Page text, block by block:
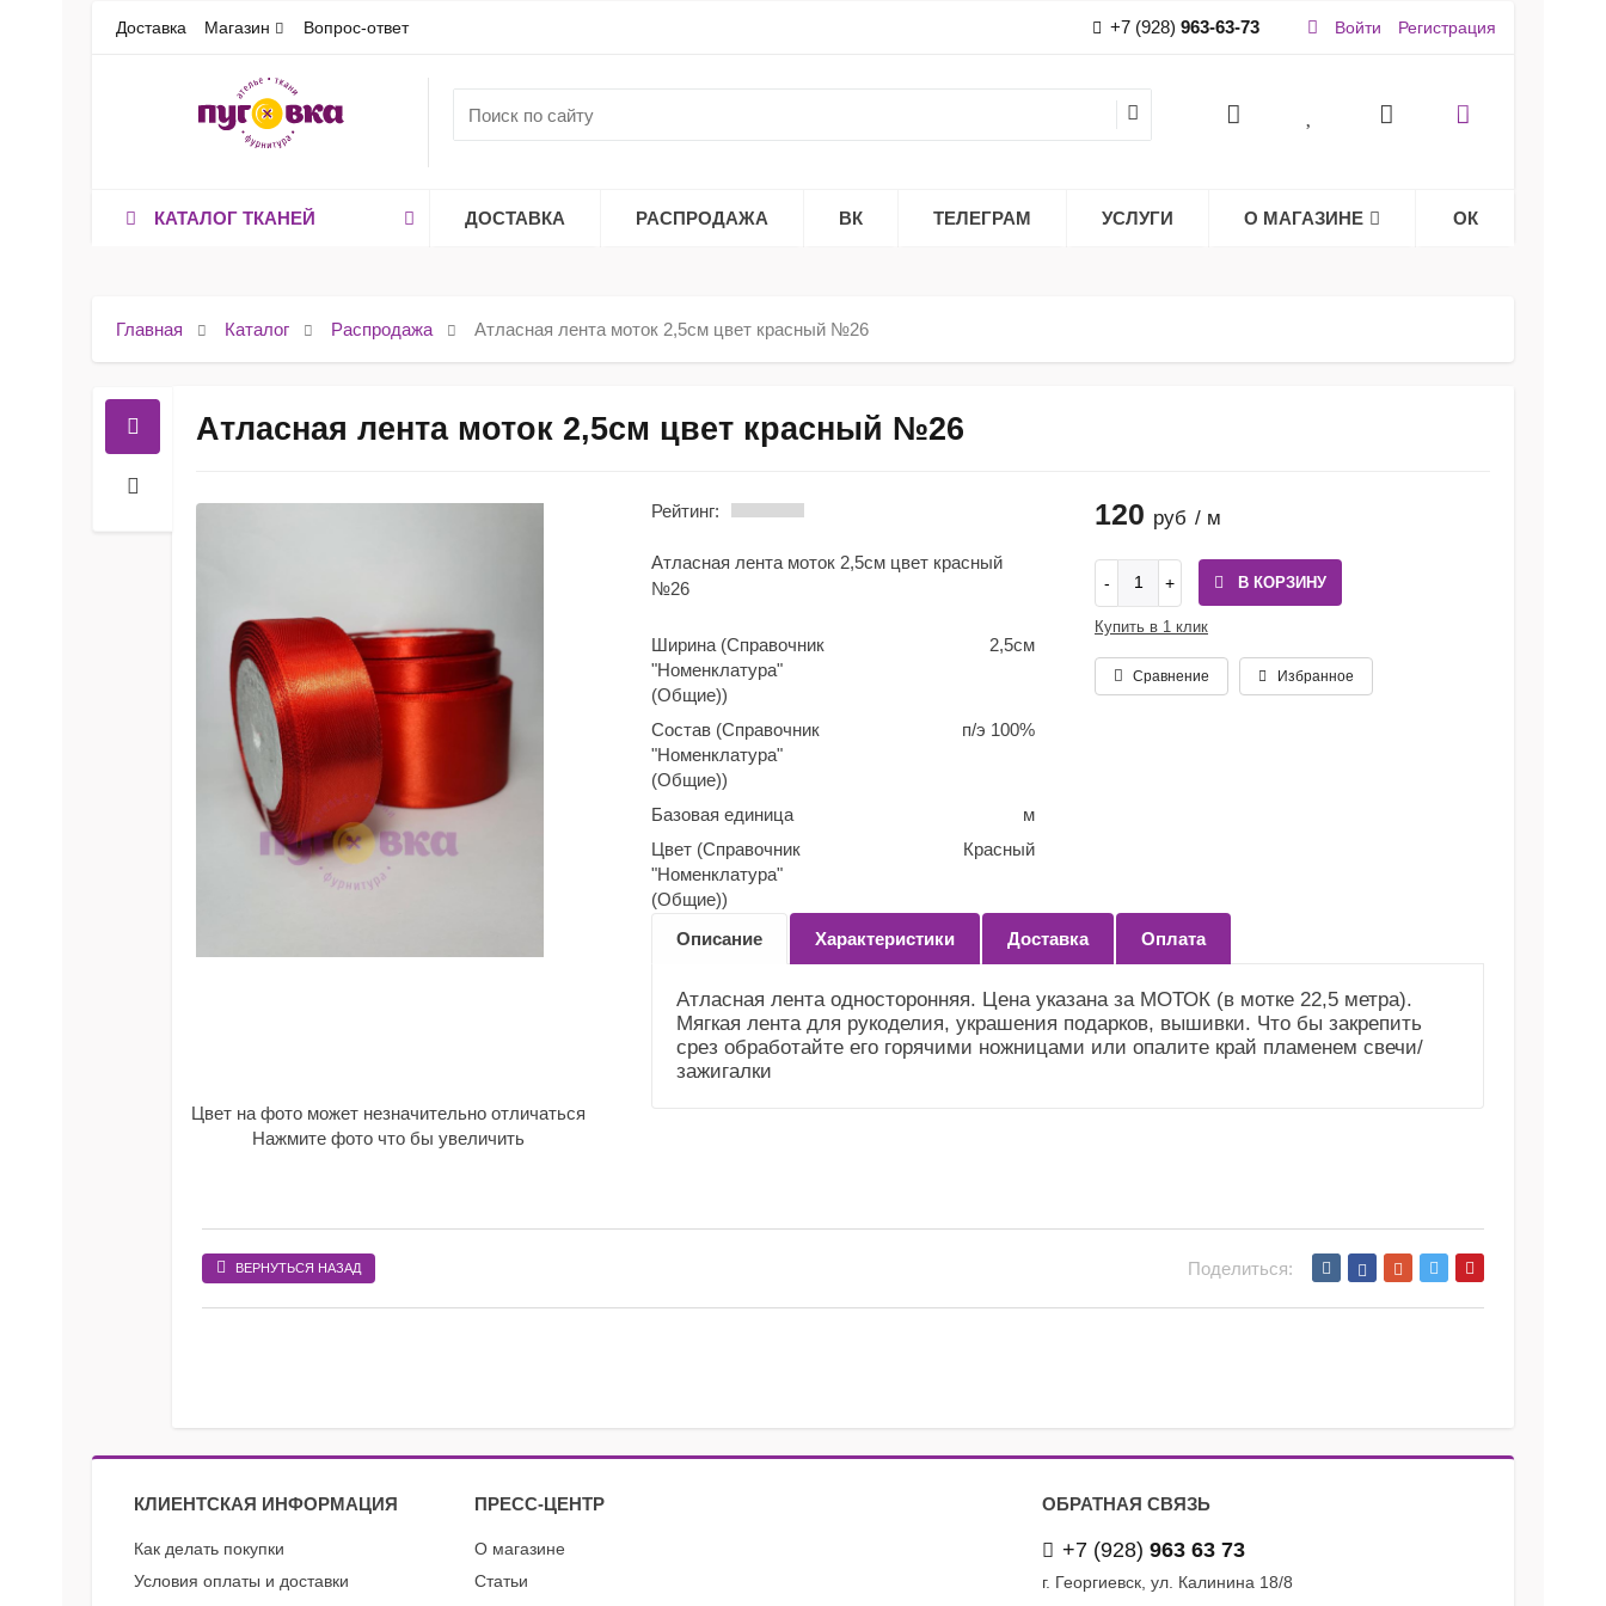
Доставка Магазин Вопрос-ответ +7 (928) 963-63-73 Войти Регистрация
КАТАЛОГ ТКАНЕЙ ДОСТАВКА РАСПРОДАЖА ВК ТЕЛЕГРАМ УСЛУГИ О МАГАЗИНЕ ОК
Главная Каталог Распродажа Атласная лента моток 2,5см цвет красный №26
Атласная лента моток 2,5см цвет красный №26
Цвет на фото может незначительно отличаться
Нажмите фото что бы увеличить
Рейтинг:
Атласная лента моток 2,5см цвет красный
№26
Ширина (Справочник
"Номенклатура"
(Общие))
2,5см
Состав (Справочник
"Номенклатура"
(Общие))
п/э 100%
Базовая единица
м
Цвет (Справочник
"Номенклатура"
(Общие))
Красный
120 руб / м
В КОРЗИНУ
Купить в 1 клик
Сравнение Избранное
Описание Характеристики Доставка Оплата
Атласная лента односторонняя. Цена указана за МОТОК (в мотке 22,5 метра).
Мягкая лента для рукоделия, украшения подарков, вышивки. Что бы закрепить
срез обработайте его горячими ножницами или опалите край пламенем свечи/
зажигалки
ВЕРНУТЬСЯ НАЗАД Поделиться:
КЛИЕНТСКАЯ ИНФОРМАЦИЯ ПРЕСС-ЦЕНТР ОБРАТНАЯ СВЯЗЬ
Как делать покупки
Условия оплаты и доставки
О магазине
Статьи
+7 (928) 963 63 73
г. Георгиевск, ул. Калинина 18/8